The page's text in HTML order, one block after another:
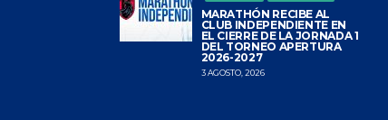
MARATHÓN RECIBE AL
CLUB INDEPENDIENTE EN
EL CIERRE DE LA JORNADA 1
DEL TORNEO APERTURA
2026-2027
3 AGOSTO, 2026